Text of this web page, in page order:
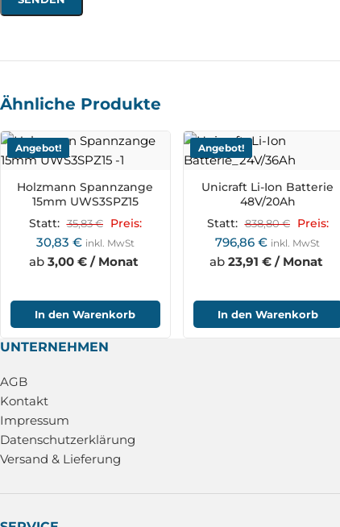
Ähnliche Produkte
Angebot!
Holzmann Spannzange
15mm UWS3SPZ15
Statt: 35,83€ Preis:
30,83 € inkl. MwSt
ab 3,00 € / Monat
In den Warenkorb
Angebot!
Unicraft Li-Ion Batterie
48V/20Ah
Statt: 838,80€ Preis:
796,86€ inkl. MwSt
ab 23,91 € / Monat
In den Warenkorb
UNTERNEHMEN
AGB
Kontakt
Impressum
Datenschutzerklärung
Versand & Lieferung